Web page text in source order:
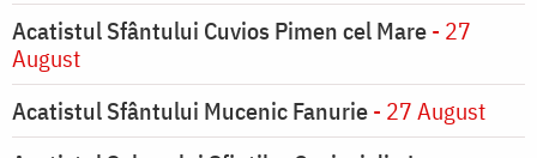
Acatistul Sfântului Cuvios Pimen cel Mare- 27
August
Acatistul Sfântului Mucenic Fanurie- 27 August